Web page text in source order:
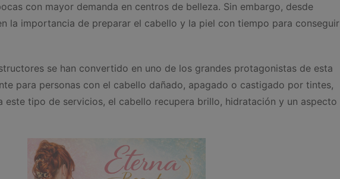
con mayor demanda en centros de belleza. Sin embargo, desde
la importancia de preparar el cabello y la piel con tiempo para conseguir
se han convertido en uno de los grandes protagonistas de esta
para personas con el cabello dañado, apagado o castigado por tintes,
este tipo de servicios, el cabello recupera brillo, hidratación y un aspecto